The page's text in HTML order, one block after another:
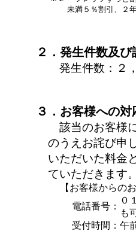
未満５％割引、２
２．発生件数及
発生件数：２
３．お客様への対
該当のお客様
のうえお詫び申
いただいた料金
ていただきます。
【お客様からの
電話番号：
０
も
受付時間： 午